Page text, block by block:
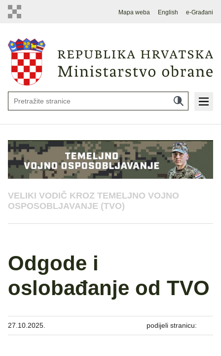
Mapa weba English e-Građani
VELIKI VODIČ KROZ TEMELJNO VOJNO
OSPOSOBLJAVANJE (TVO)
Odgode i
oslobađanje od TVO
27.10.2025. podijeli stranicu: